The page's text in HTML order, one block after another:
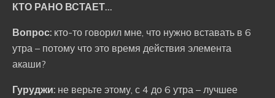
КТО РАНО ВСТАЕТ…
Вопрос: кто-то говорил мне, что нужно вставать в 6
утра – потому что это время действия элемента
акаши?
Гуруджи: не верьте этому, с 4 до 6 утра – лучшее